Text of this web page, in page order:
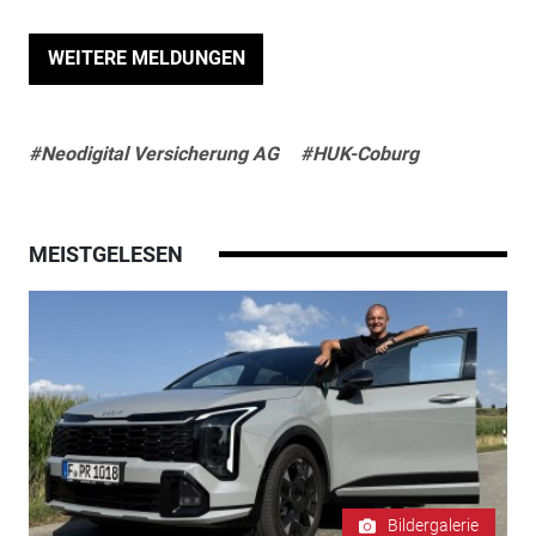
WEITERE MELDUNGEN
#Neodigital Versicherung AG #HUK-Coburg
MEISTGELESEN
Bildergalerie